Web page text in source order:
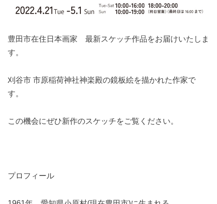
豊田市在住日本画家 最新スケッチ作品をお届けいたしま
す。
刈谷市 市原稲荷神社神楽殿の鏡板絵を描かれた作家で
す。
この機会にぜひ新作のスケッチをご覧ください。
プロフィール